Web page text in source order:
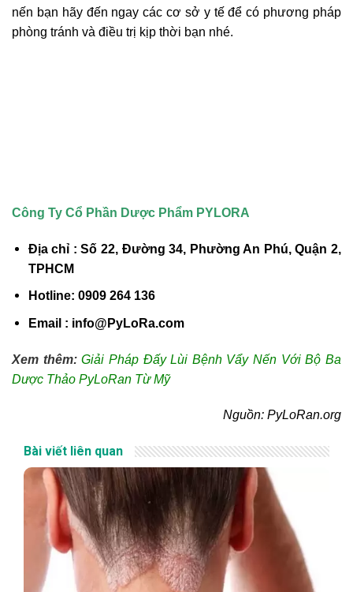
nến bạn hãy đến ngay các cơ sở y tế để có phương pháp
phòng tránh và điều trị kịp thời bạn nhé.
Công Ty Cổ Phần Dược Phẩm PYLORA
Địa chỉ : Số 22, Đường 34, Phường An Phú, Quận 2,
TPHCM
Hotline: 0909 264 136
Email : info@PyLoRa.com
Xem thêm: Giải Pháp Đấy Lùi Bệnh Vẩy Nến Với Bộ Ba
Dược Thảo PyLoRan Từ Mỹ
Nguồn: PyLoRan.org
Bài viết liên quan